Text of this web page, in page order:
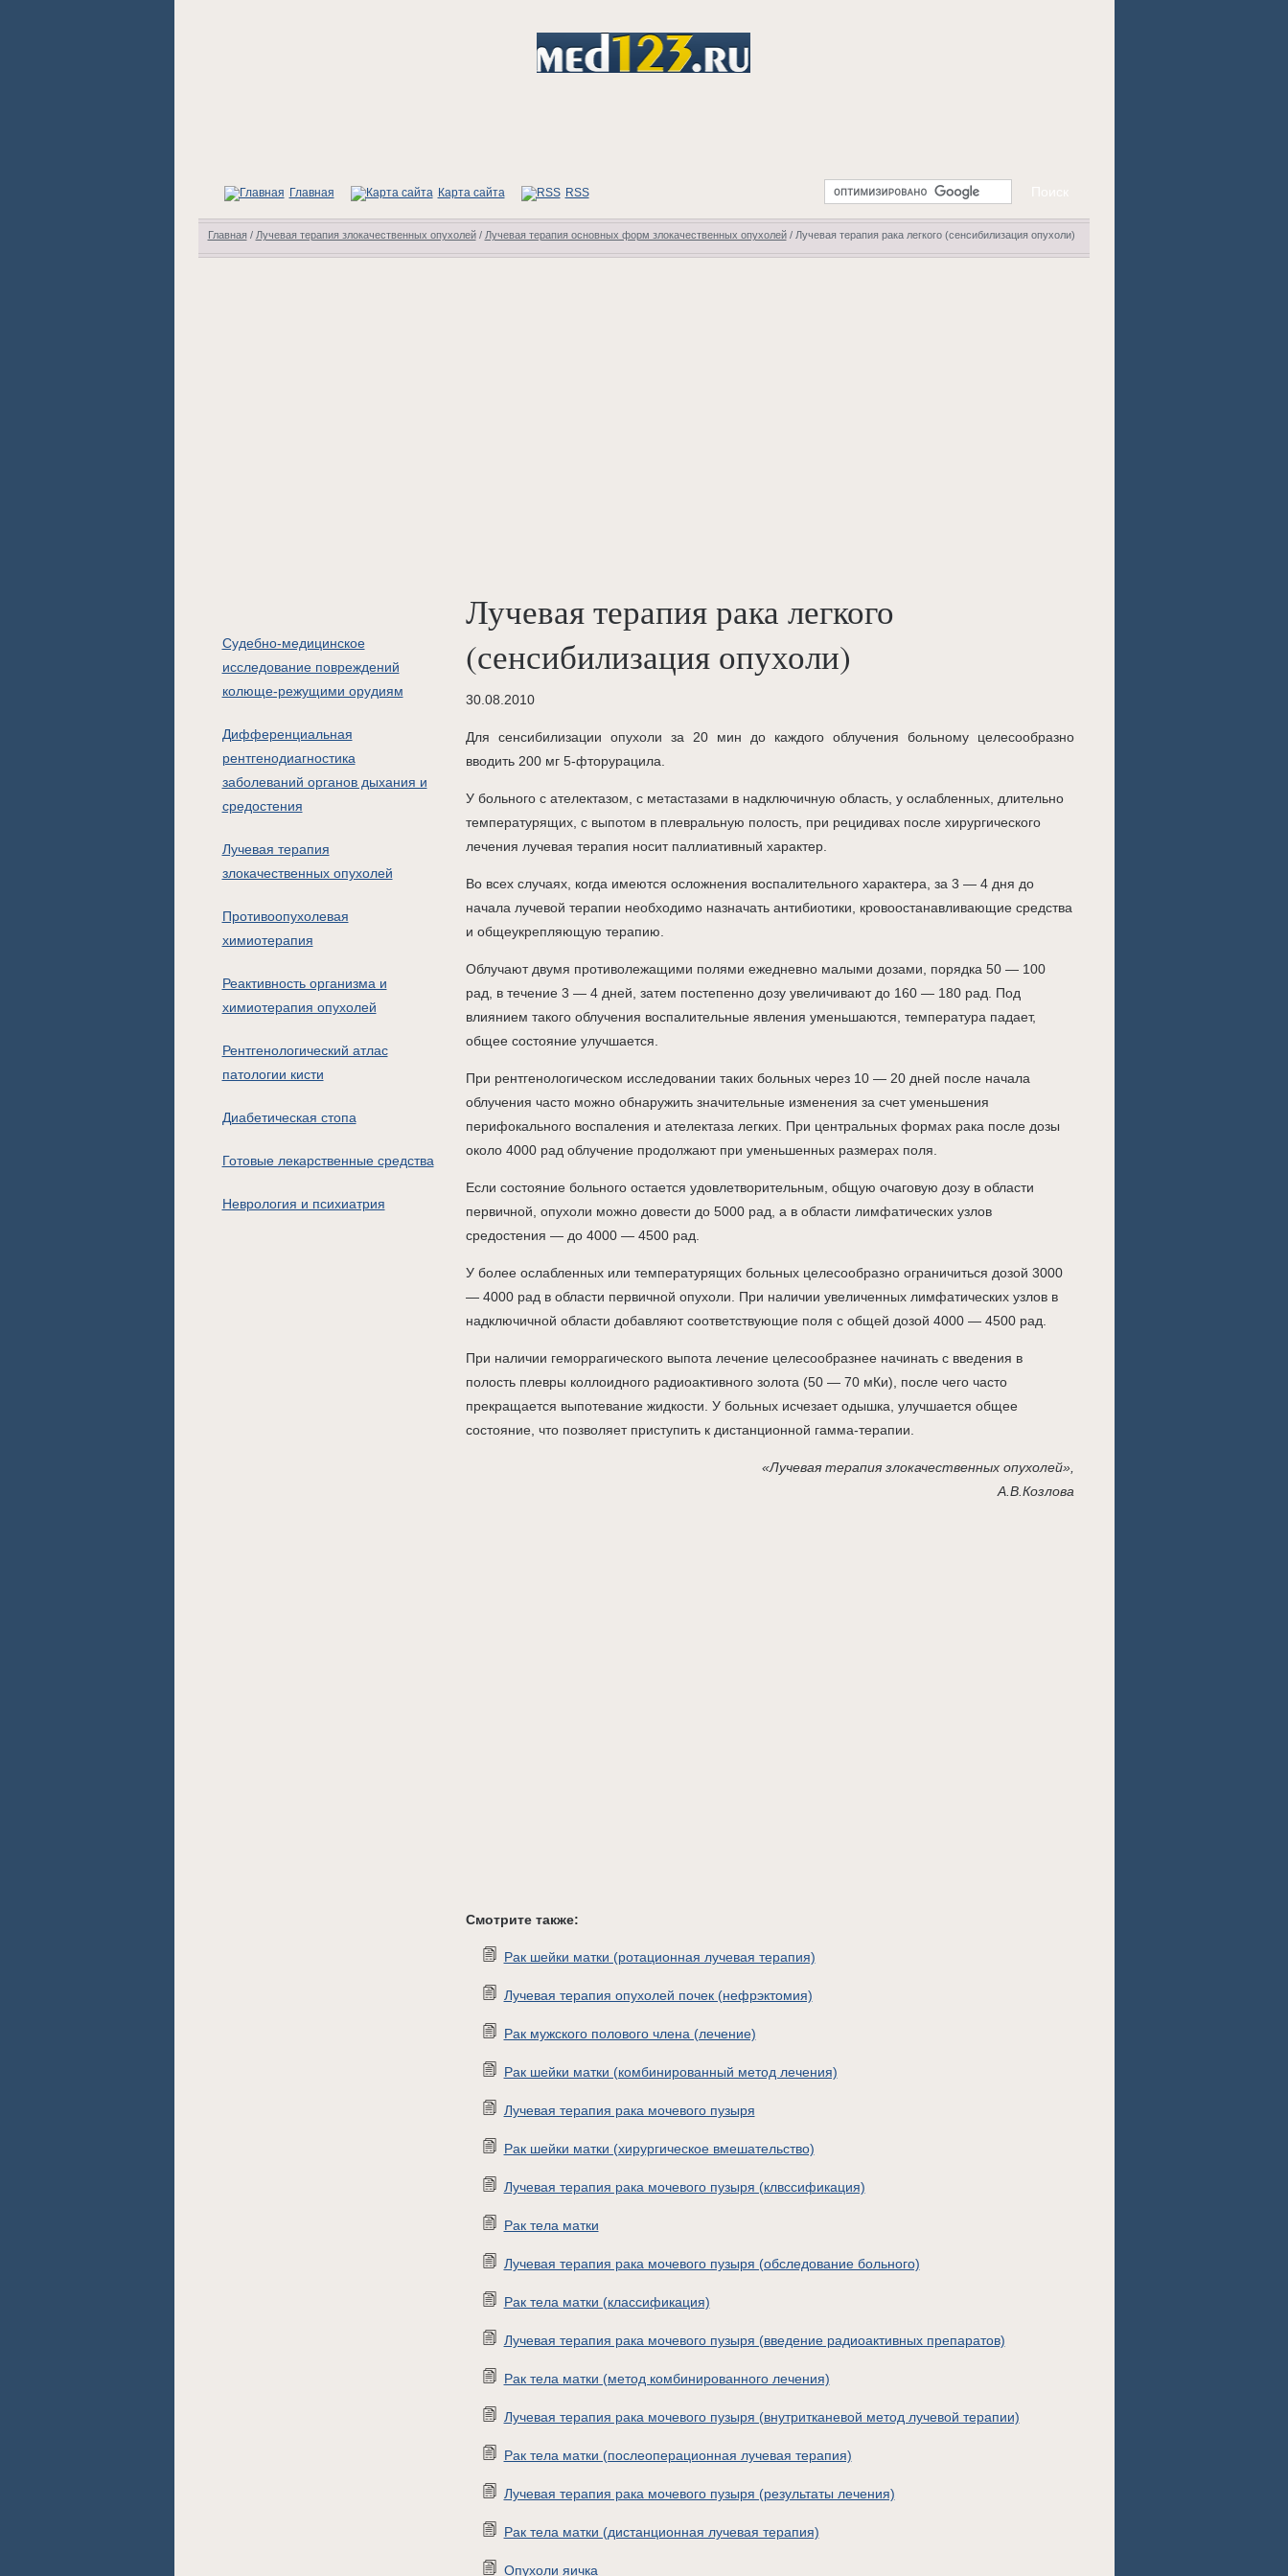
Главная Карта сайта RSS
Главная/ Лучевая терапия злокачественных опухолей/ Лучевая терапия основных форм злокачественных опухолей/ Лучевая терапия рака легкого (сенсибилизация опухоли)
Судебно-медицинское
исследование повреждений
колюще-режущими орудиям
Дифференциальная
рентгенодиагностика
заболеваний органов дыхания и
средостения
Лучевая терапия
злокачественных опухолей
Противоопухолевая
химиотерапия
Реактивность организма и
химиотерапия опухолей
Рентгенологический атлас
патологии кисти
Диабетическая стопа
Готовые лекарственные средства
Неврология и психиатрия
Лучевая терапия рака легкого
(сенсибилизация опухоли)
30.08.2010
Для сенсибилизации опухоли за 20 мин до каждого облучения больному целесообразно
вводить 200 мг 5-фторурацила.
У больного с ателектазом, с метастазами в надключичную область, у ослабленных, длительно
температурящих, с выпотом в плевральную полость, при рецидивах после хирургического
лечения лучевая терапия носит паллиативный характер.
Во всех случаях, когда имеются осложнения воспалительного характера, за 3 — 4 дня до
начала лучевой терапии необходимо назначать антибиотики, кровоостанавливающие средства
и общеукрепляющую терапию.
Облучают двумя противолежащими полями ежедневно малыми дозами, порядка 50 — 100
рад, в течение 3 — 4 дней, затем постепенно дозу увеличивают до 160 — 180 рад. Под
влиянием такого облучения воспалительные явления уменьшаются, температура падает,
общее состояние улучшается.
При рентгенологическом исследовании таких больных через 10 — 20 дней после начала
облучения часто можно обнаружить значительные изменения за счет уменьшения
перифокального воспаления и ателектаза легких. При центральных формах рака после дозы
около 4000 рад облучение продолжают при уменьшенных размерах поля.
Если состояние больного остается удовлетворительным, общую очаговую дозу в области
первичной, опухоли можно довести до 5000 рад, а в области лимфатических узлов
средостения — до 4000 — 4500 рад.
У более ослабленных или температурящих больных целесообразно ограничиться дозой 3000
— 4000 рад в области первичной опухоли. При наличии увеличенных лимфатических узлов в
надключичной области добавляют соответствующие поля с общей дозой 4000 — 4500 рад.
При наличии геморрагического выпота лечение целесообразнее начинать с введения в
полость плевры коллоидного радиоактивного золота (50 — 70 мКи), после чего часто
прекращается выпотевание жидкости. У больных исчезает одышка, улучшается общее
состояние, что позволяет приступить к дистанционной гамма-терапии.
«Лучевая терапия злокачественных опухолей»,
А.В.Козлова
Смотрите также:
Рак шейки матки (ротационная лучевая терапия)
Лучевая терапия опухолей почек (нефрэктомия)
Рак мужского полового члена (лечение)
Рак шейки матки (комбинированный метод лечения)
Лучевая терапия рака мочевого пузыря
Рак шейки матки (хирургическое вмешательство)
Лучевая терапия рака мочевого пузыря (клвссификация)
Рак тела матки
Лучевая терапия рака мочевого пузыря (обследование больного)
Рак тела матки (классификация)
Лучевая терапия рака мочевого пузыря (введение радиоактивных препаратов)
Рак тела матки (метод комбинированного лечения)
Лучевая терапия рака мочевого пузыря (внутритканевой метод лучевой терапии)
Рак тела матки (послеоперационная лучевая терапия)
Лучевая терапия рака мочевого пузыря (результаты лечения)
Рак тела матки (дистанционная лучевая терапия)
Опухоли яичка